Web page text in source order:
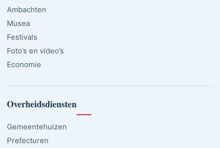
Ambachten
Musea
Festivals
Foto’s en video’s
Economie
Overheidsdiensten
Gemeentehuizen
Prefecturen